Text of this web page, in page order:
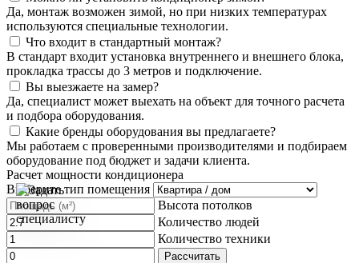
Да, монтаж возможен зимой, но при низких температурах
используются специальные технологии.
Что входит в стандартный монтаж?
В стандарт входит установка внутреннего и внешнего блока,
прокладка трассы до 3 метров и подключение.
Вы выезжаете на замер?
Да, специалист может выехать на объект для точного расчета
и подбора оборудования.
Какие бренды оборудования вы предлагаете?
Мы работаем с проверенными производителями и подбираем
оборудование под бюджет и задачи клиента.
Расчет мощности кондиционера
Выберите тип помещения
Высота потолков
Количество людей
Количество техники
Рассчитать